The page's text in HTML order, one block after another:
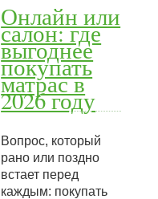
Онлайн или
салон: где
выгоднее
покупать
матрас в
2026 году
Вопрос, который
рано или поздно
встает перед
каждым: покупать